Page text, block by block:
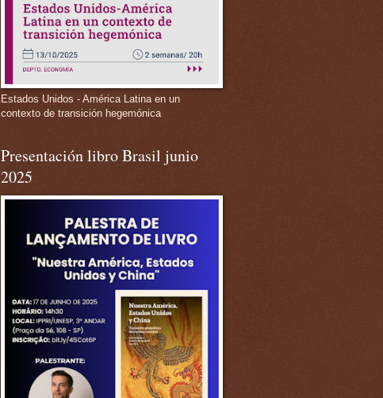
Estados Unidos - América Latina en un
contexto de transición hegemónica
Presentación libro Brasil junio
2025